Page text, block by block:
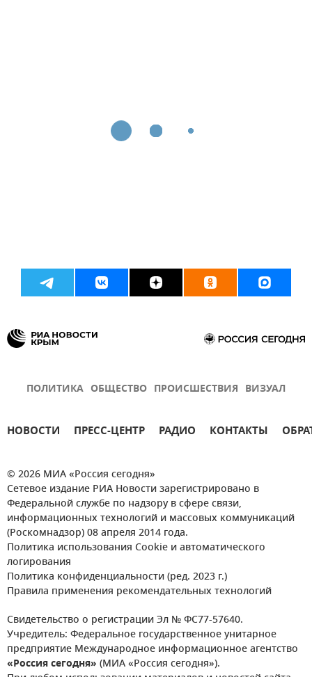
ПОЛИТИКА ОБЩЕСТВО ПРОИСШЕСТВИЯ ВИЗУАЛ
НОВОСТИ ПРЕСС-ЦЕНТР РАДИО КОНТАКТЫ
© 2026 МИА «Россия сегодня»
Сетевое издание РИА Новости зарегистрировано в
Федеральной службе по надзору в сфере связи,
информационных технологий и массовых коммуникаций
(Роскомнадзор) 08 апреля 2014 года.
Политика использования Cookie и автоматического
логирования
Политика конфиденциальности (ред. 2023 г.)
Правила применения рекомендательных технологий
Свидетельство о регистрации Эл № ФС77-57640.
Учредитель: Федеральное государственное унитарное
предприятие Международное информационное агентство
«Россия сегодня» (МИА «Россия сегодня»).